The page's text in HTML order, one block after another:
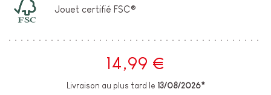
Jouet certifié FSC®
14,99 €
Livraison au plus tard le 13/08/2026*